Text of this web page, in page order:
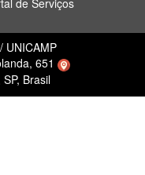
de Serviços
UNICAMP
651
Brasil